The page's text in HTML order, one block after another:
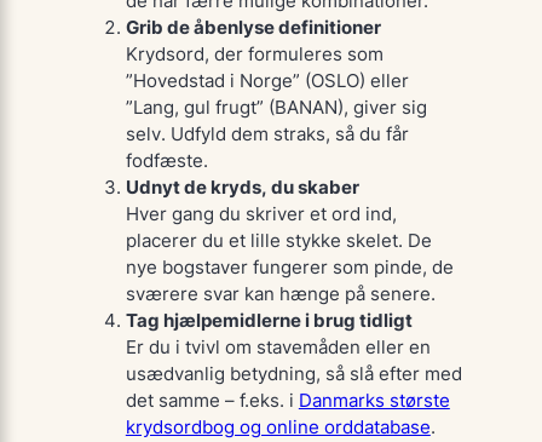
Grib de åbenlyse definitioner
Krydsord, der formuleres som
”Hovedstad i Norge” (OSLO) eller
”Lang, gul frugt” (BANAN), giver sig
selv. Udfyld dem straks, så du får
fodfæste.
Udnyt de kryds, du skaber
Hver gang du skriver et ord ind,
placerer du et lille stykke skelet. De
nye bogstaver fungerer som pinde, de
sværere svar kan hænge på senere.
Tag hjælpemidlerne i brug tidligt
Er du i tvivl om stavemåden eller en
usædvanlig betydning, så slå efter med
det samme – f.eks. i Danmarks største
krydsordbog og online ord­database.